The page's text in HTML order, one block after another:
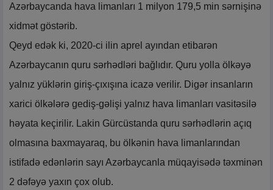
Azərbaycanda hava limanları 1 milyon 179,5 min sərnişinə
xidmət göstərib.
Qeyd edək ki, 2020-ci ilin aprel ayından etibarən
Azərbaycanın quru sərhədləri bağlıdır. Quru yolla ölkəyə
yalnız yüklərin giriş-çıxışına icazə verilir. Digər insanların
xarici ölkələrə gediş-gəlişi yalnız hava limanları vasitəsilə
həyata keçirilir. Lakin Gürcüstanda quru sərhədlərin açıq
olmasına baxmayaraq, bu ölkənin hava limanlarından
istifadə edənlərin sayı Azərbaycanla müqayisədə təxminən
2 dəfəyə yaxın çox olub.